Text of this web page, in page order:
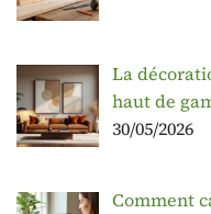
La
haut de
30/05/2026
Comment